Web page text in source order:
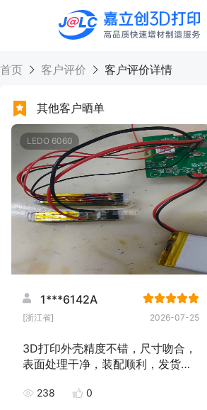
高品质快速增材制造服务
首页 客户评价 客户评价详情
其他客户晒单
LEDO 6060
1***6142A
[浙江省] 2026-07-25
3D打印外壳精度不错，尺寸吻合，
表面处理干净，装配顺利，发货速
238 0